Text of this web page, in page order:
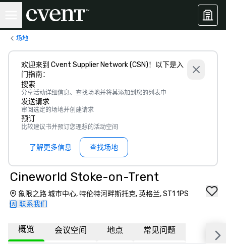
场地
欢迎来到 Cvent Supplier Network (CSN)！以下是入
门指南：
搜索
分享活动详细信息、查找场地并将其添加到您的列表中
发送请求
审阅选定的场地并创建请求
预订
比较建议书并预订您理想的活动空间
了解更多信息 查找场地
Cineworld Stoke-on-Trent
象限之路 城市中心, 特伦特河畔斯托克, 英格兰, ST1 1PS
联系我们
概览 会议空间 地点 常见问题